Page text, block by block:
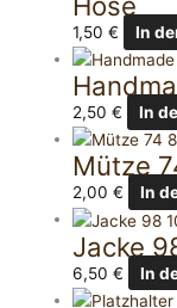
1,50€ In
2,50€ In
Mütze
2,00€ In
Jacke
6,50€ In